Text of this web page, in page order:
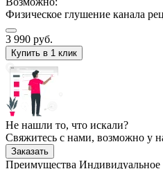
Физическое глушение канала
3 990 руб.
Купить в 1 клик
Не нашли то, что искали?
Свяжитесь с нами, возможно у
Заказать
Преимущества